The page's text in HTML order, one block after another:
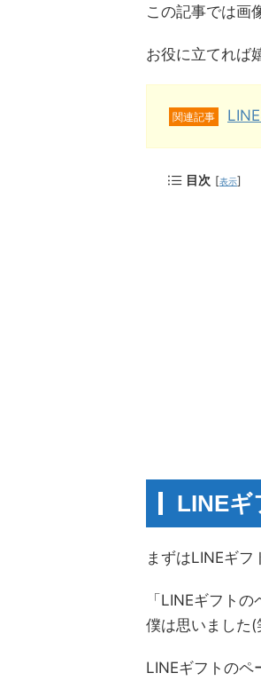
この記事では画
お役に立てれば
関連記事
目次 [表示]
LINEギ
まずはLINEギフ
「LINEギフト
僕は思いました(
LINEギフトのペ